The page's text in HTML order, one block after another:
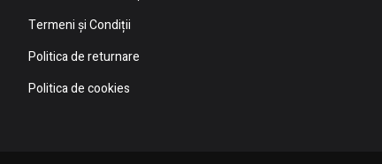
Termeni și Condiții
Politica de returnare
Politica de cookies